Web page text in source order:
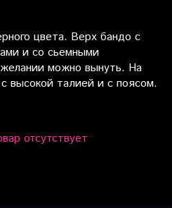
цвета. Верх бандо с
и со сьемными
можно вынуть. На
высокой талией и с поясом.
отсутствует